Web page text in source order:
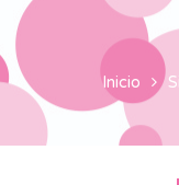
Inicio